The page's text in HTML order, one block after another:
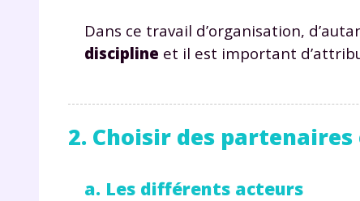
Dans ce travail d’organisation,
discipline et il est important
2. Choisir des
a. Les différents acteurs